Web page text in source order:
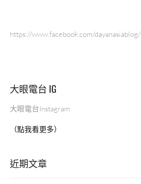
https://www.facebook.com/dayanasiablog/
大眼電台 IG
大眼電台Instagram
（點我看更多）
近期文章